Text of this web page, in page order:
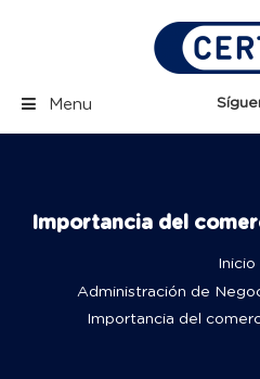
Certus
Menu
Importancia del
Inicio
Administración de
Importancia del